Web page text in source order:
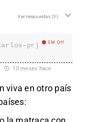
Ver respuestas(3)
pr) EM Off
10 meses hace
viva en otro país